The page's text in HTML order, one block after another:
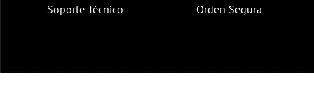
Soporte Técnico
Orden Segura